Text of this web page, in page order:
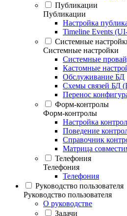
Публикации
Публикации
Настройка
Timeline Events
Системные
Системные настройки
Системные
Кастомные
Обслуживание БД
Схемы связей БД
Перенос
Форм-контролы
Форм-контролы
Настройка
Поведение
Справочник
Матрица
Телефония
Телефония
Телефония
Руководство пользователя
Руководство пользователя
О руководстве
Задачи